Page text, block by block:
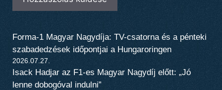
Forma-1 Magyar Nagydíja: TV-csatorna és a pénteki
szabadedzések időpontjai a Hungaroringen
2026.07.27.
Isack Hadjar az F1-es Magyar Nagydíj előtt: „Jó
lenne dobogóval indulni”